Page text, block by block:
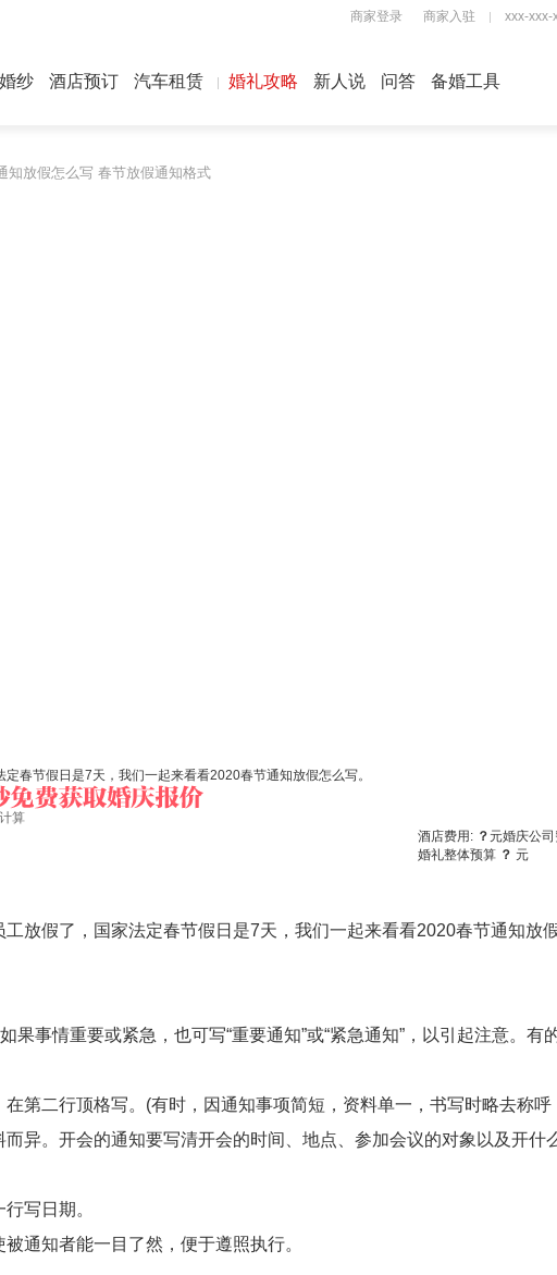
商家登录 商家入驻 xxx-xxx-
纱 酒店预订 汽车租赁 婚礼攻略 新人说 问答 备婚工具
知放假怎么写 春节放假通知格式
春节假日是7天，我们一起来看看2020春节通知放假怎么写。
算
酒店费用: ？元婚庆公
婚礼整体预算 ？ 元
假了，国家法定春节假日是7天，我们一起来看看2020春节通知放假
情重要或紧急，也可写“重要通知”或“紧急通知”，以引起注意。有
二行顶格写。(有时，因通知事项简短，资料单一，书写时略去称呼
。开会的通知要写清开会的时间、地点、参加会议的对象以及开什
写日期。
知者能一目了然，便于遵照执行。